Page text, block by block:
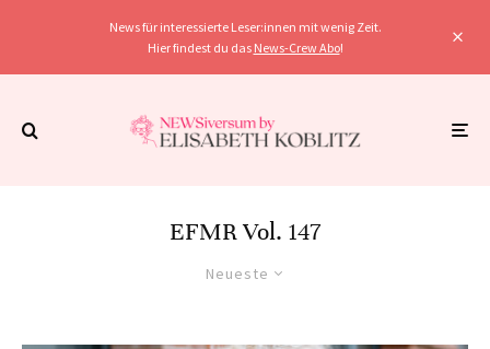
News für interessierte Leser:innen mit wenig Zeit.
Hier findest du das News-Crew Abo!
EFMR Vol. 147
Neueste